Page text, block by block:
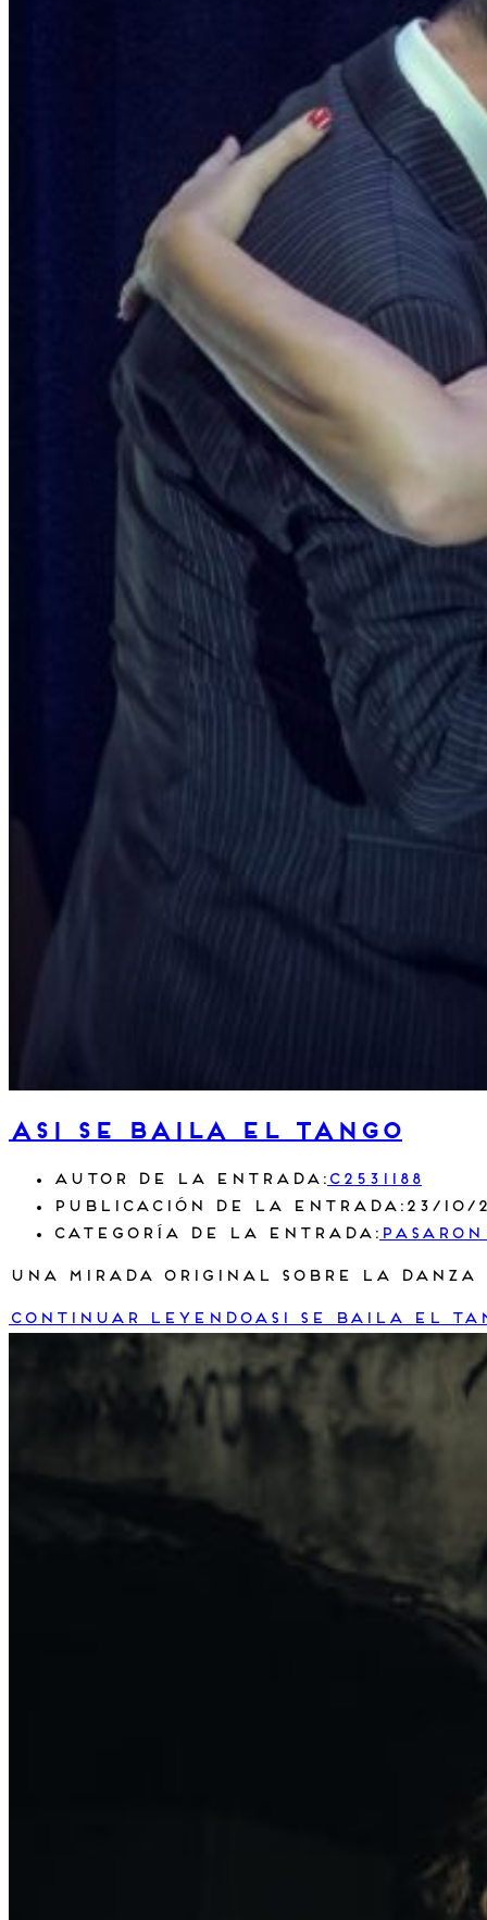
ASI SE BAILA EL TANGO
Autor de la entrada: c2531188
Publicación de la entrada: 23/10/
Categoría de la entrada:
Una mirada original sobre la danza
Continuar leyendo ASI SE BAILA EL